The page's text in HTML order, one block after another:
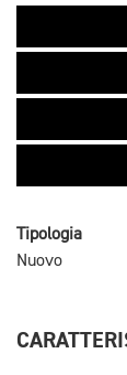
Tipologia
Nuovo